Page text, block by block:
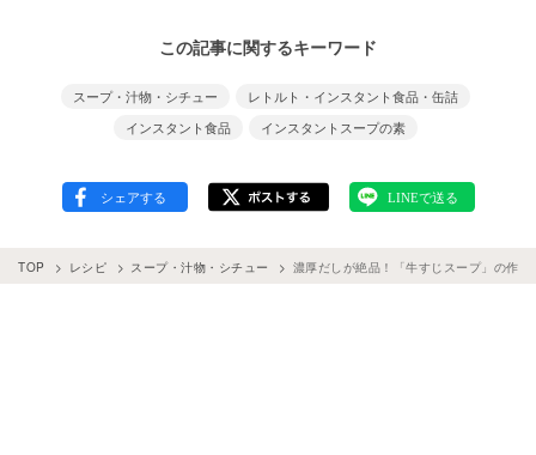
この記事に関するキーワード
スープ・汁物・シチュー
レトルト・インスタント食品・缶詰
インスタント食品
インスタントスープの素
TOP レシピ スープ・汁物・シチュー 濃厚だしが絶品！「牛すじスープ」の作り